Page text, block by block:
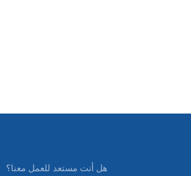
هل أنت مستعد للعمل معنا؟